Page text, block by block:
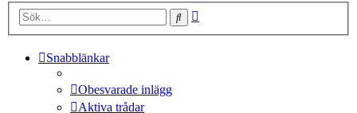
Sök
Snabblänkar
Obesvarade inlägg
Aktiva trådar